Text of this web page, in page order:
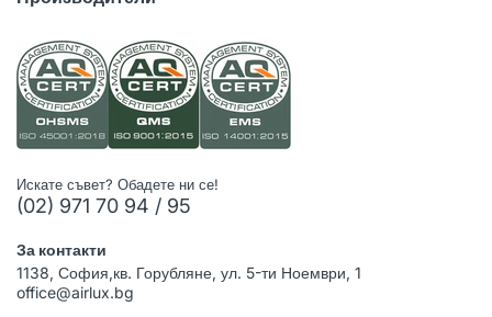
Искате съвет? Обадете ни се!
(02) 971 70 94 / 95
За контакти
1138, София,кв. Горубляне, ул. 5-ти Ноември, 1
office@airlux.bg